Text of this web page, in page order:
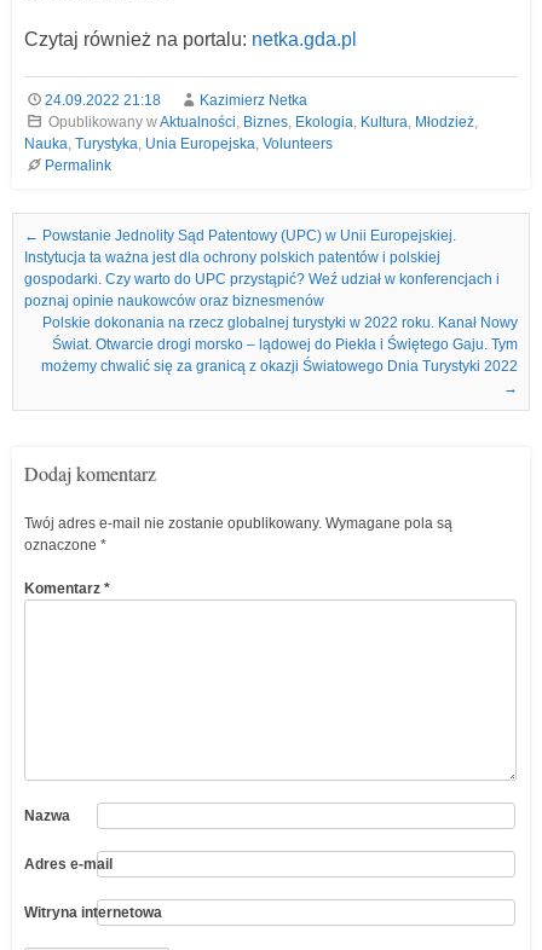
Czytaj również na portalu: netka.gda.pl
24.09.2022 21:18
Kazimierz Netka
Opublikowany wAktualności Biznes, Ekologia Kultura Młodzież,
Nauka Turystyka Unia Europejska Volunteers
Permalink
Nawigacja we wpisach
← Powstanie Jednolity Sąd Patentowy (UPC) w Unii Europejskiej.
Instytucja ta ważna jest dla ochrony polskich patentów i polskiej
gospodarki. Czy warto do UPC przystąpić? Weź udział w konferencjach i
poznaj opinie naukowców oraz biznesmenów
Polskie dokonania na rzecz globalnej turystyki w 2022 roku. Kanał Nowy
Świat. Otwarcie drogi morsko – lądowej do Piekła i Świętego Gaju. Tym
możemy chwalić się za granicą z okazji Światowego Dnia Turystyki 2022
→
Dodaj komentarz
Twój adres e-mail nie zostanie opublikowany. Wymagane pola są
oznaczone *
Komentarz *
Nazwa
Adres e-mail
Witryna internetowa